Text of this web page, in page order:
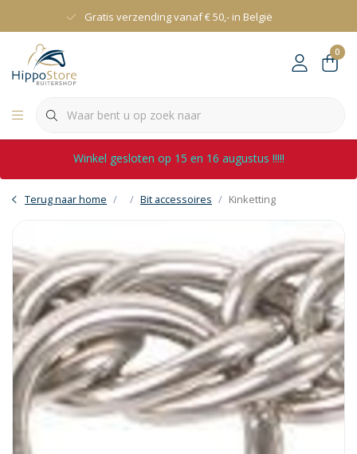
Gratis verzending vanaf € 50,- in België
0
Winkel gesloten op 15 en 16 augustus !!!!!
Terug naar home Bit accessoires Kinketting